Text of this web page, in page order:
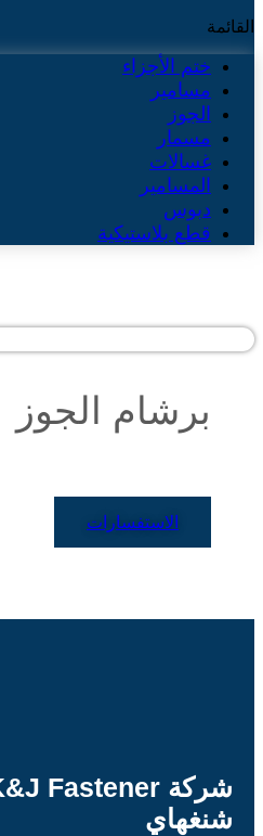
القائمة
ختم الأجزاء
مسامير
الجوز
مسمار
غسالات
المسامير
دبوس
قطع بلاستيكية
برشام الجوز
الاستفسارات
شنغهاي